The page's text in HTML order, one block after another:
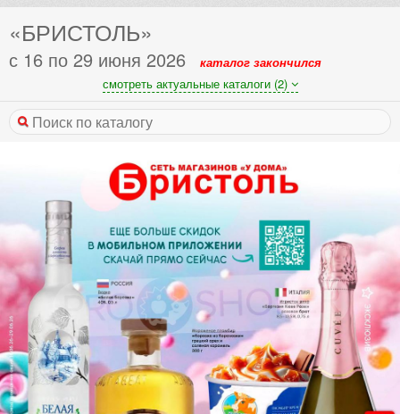
«БРИСТОЛЬ»
с 16 по 29 июня 2026
каталог закончился
смотреть актуальные каталоги (2)